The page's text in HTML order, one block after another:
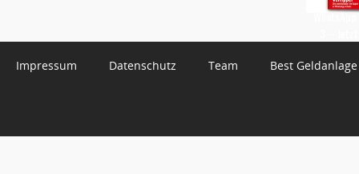
Impressum Datenschutz Team Best Geldanlage